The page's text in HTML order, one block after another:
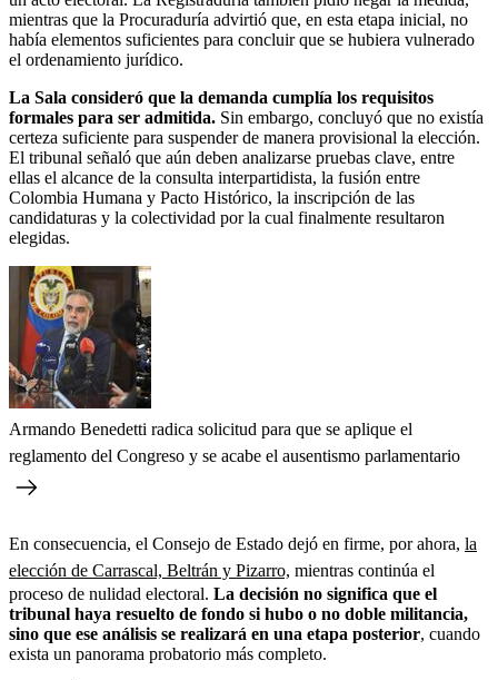
mientras que la Procuraduría advirtió que, en esta etapa inicial, no
había elementos suficientes para concluir que se hubiera vulnerado
el ordenamiento jurídico.
La Sala consideró que la demanda cumplía los requisitos
formales para ser admitida. Sin embargo, concluyó que no existía
certeza suficiente para suspender de manera provisional la elección.
El tribunal señaló que aún deben analizarse pruebas clave, entre
ellas el alcance de la consulta interpartidista, la fusión entre
Colombia Humana y Pacto Histórico, la inscripción de las
candidaturas y la colectividad por la cual finalmente resultaron
elegidas.
Armando Benedetti radica solicitud para que se aplique el
reglamento del Congreso y se acabe el ausentismo parlamentario
En consecuencia, el Consejo de Estado dejó en firme, por ahora, la
elección de Carrascal, Beltrán y Pizarro, mientras continúa el
proceso de nulidad electoral. La decisión no significa que el
tribunal haya resuelto de fondo si hubo o no doble militancia,
sino que ese análisis se realizará en una etapa posterior, cuando
exista un panorama probatorio más completo.